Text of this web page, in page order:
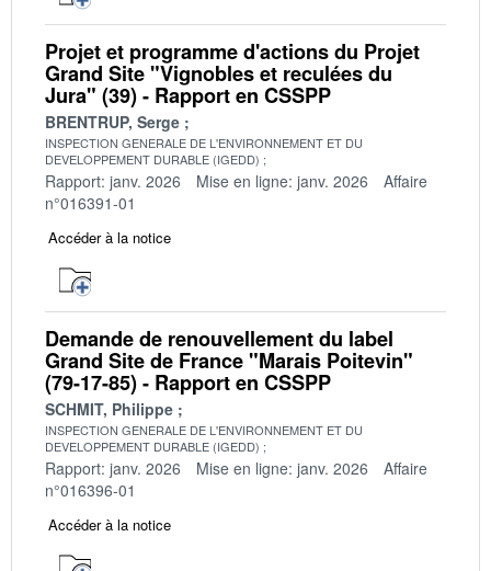
Projet et programme d'actions du Projet
Grand Site "Vignobles et reculées du
Jura" (39) - Rapport en CSSPP
BRENTRUP, Serge
INSPECTION GENERALE DE L'ENVIRONNEMENT ET DU
DEVELOPPEMENT DURABLE (IGEDD)
Rapport: janv. 2026 Mise en ligne: janv. 2026
Affaire
n°016391-01
Accéder à la notice
Demande de renouvellement du label
Grand Site de France "Marais Poitevin"
(79-17-85) - Rapport en CSSPP
SCHMIT, Philippe
INSPECTION GENERALE DE L'ENVIRONNEMENT ET DU
DEVELOPPEMENT DURABLE (IGEDD)
Rapport: janv. 2026 Mise en ligne: janv. 2026
Affaire
n°016396-01
Accéder à la notice